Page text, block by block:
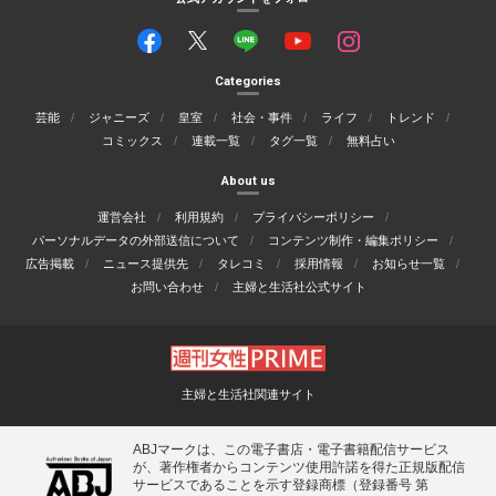
Categories
芸能 ジャニーズ 皇室 社会・事件 ライフ
トレンド
コミックス
連載一覧 タグ一覧 無料占い
About us
運営会社 利用規約
プライバシーポリシー
パーソナルデータの外部送信について
コンテンツ制作・編集ポリシー
広告掲載
ニュース提供先 タレコミ 採用情報
お知らせ一覧
お問い合わせ
主婦と生活社公式サイト
主婦と生活社関連サイト
ABJマークは、この電子書店・電子書籍配信サービス
が、著作権者からコンテンツ使用許諾を得た正規版配信
サービスであることを示す登録商標（登録番号 第